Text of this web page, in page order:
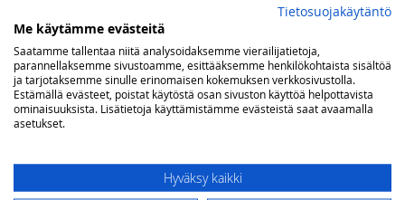
Kaasun tyyppi
Viimeistely
Lisää ostoskoriin
Tietosuojakäytäntö
Me käytämme evästeitä
Saatamme tallentaa niitä analysoidaksemme vierailijatietoja,
parannellaksemme sivustoamme, esittääksemme henkilökohtaista sisältöä
ja tarjotaksemme sinulle erinomaisen kokemuksen verkkosivustolla.
Estämällä evästeet, poistat käytöstä osan sivuston käyttöä helpottavista
ominaisuuksista. Lisätietoja käyttämistämme evästeistä saat avaamalla
asetukset.
Hyväksy kaikki